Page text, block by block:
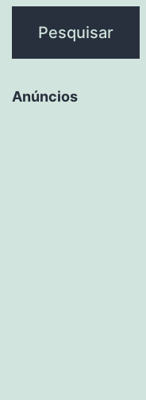
Anúncios